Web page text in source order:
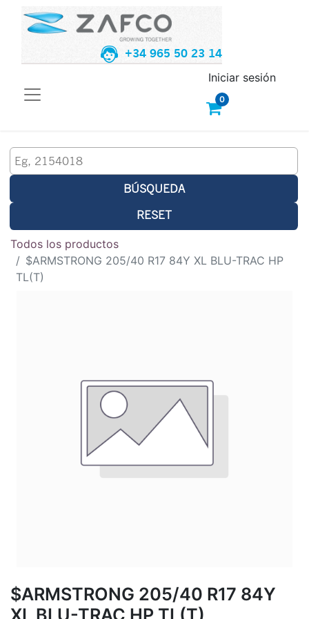
+34 965 50 23 14
0
Iniciar sesión
BÚSQUEDA
RESET
Todos los productos
$ARMSTRONG 205/40 R17 84Y XL BLU-TRAC HP
TL(T)
$ARMSTRONG 205/40 R17 84Y
XL BLU-TRAC HP TL(T)